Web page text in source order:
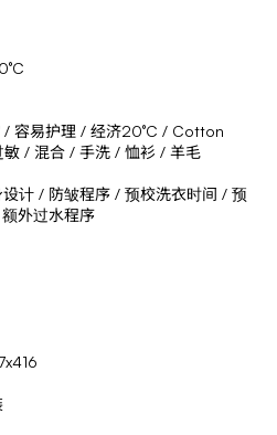
/ 容易护理 / 经济20°C / Cotton
敏 / 混合 / 手洗 / 恤衫 / 羊毛
计 / 防皱程序 / 预校洗衣时间 / 预
外过水程序